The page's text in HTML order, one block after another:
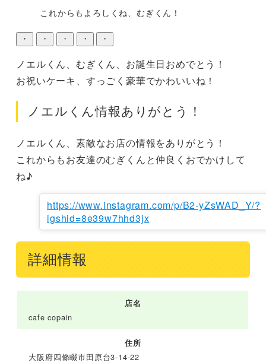
これからもよろしくね、むぎくん！
・ ・ ・ ・ ・
ノエルくん、むぎくん、お誕生日おめでとう！
お祝いケーキ、すっごく豪華でかわいいね！
ノエルくん情報ありがとう！
ノエルくん、素敵なお店の情報をありがとう！
これからもお友達のむぎくんと仲良くおでかけして
ね♪
https://www.instagram.com/p/B2-yZsWAD_Y/?
igshid=8e39w7hhd3jx
詳細情報
店名
cafe copain
住所
大阪府四條畷市田原台3-14-22